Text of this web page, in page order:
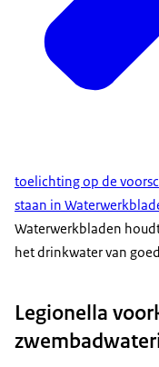
toelichting op de
staan in
Waterwerkbladen
het drinkwater van
Legionella